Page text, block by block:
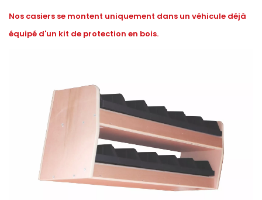
Nos casiers se montent uniquement dans un véhicule déjà
équipé d'un kit de protection en bois.